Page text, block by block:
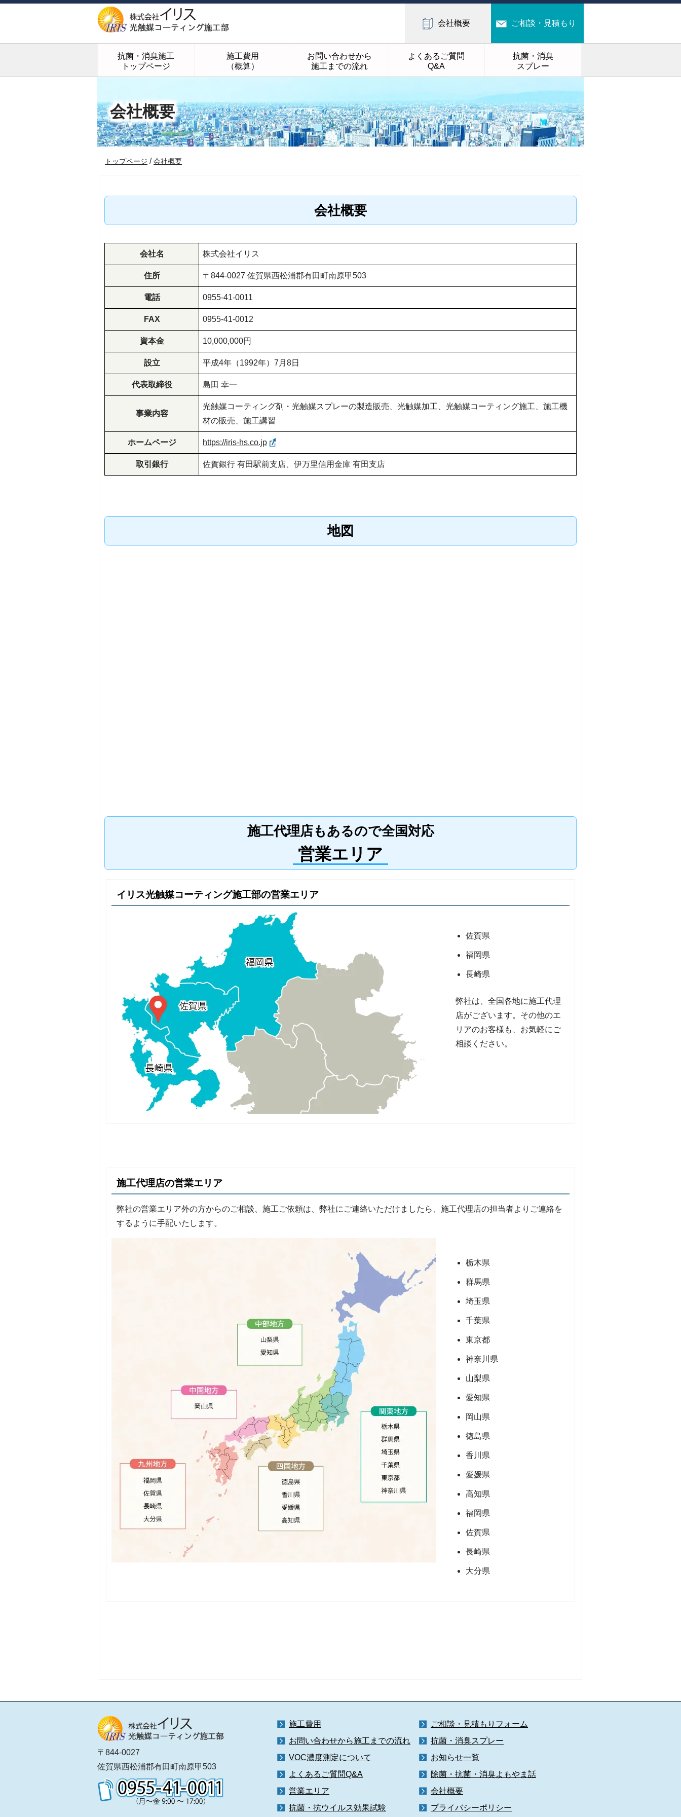
会社概要 ご相談・見積もり
抗菌・消臭施工
トップページ
施工費用
（概算）
お問い合わせから
施工までの流れ
よくあるご質問
Q&A
抗菌・消臭
スプレー
会社概要
トップページ /会社概要
会社概要
会社名 株式会社イリス
住所 〒844-0027 佐賀県西松浦郡有田町南原甲503
電話 0955-41-0011
FAX 0955-41-0012
資本金 10,000,000円
設立 平成4年（1992年）7月8日
代表取締役 島田 幸一
事業内容
光触媒コーティング剤・光触媒スプレーの製造販売、光触媒加工、光触媒コーティング施工、施工機
材の販売、施工講習
ホームページ https://iris-hs.co.jp
取引銀行 佐賀銀行 有田駅前支店、伊万里信用金庫 有田支店
地図
施工代理店もあるので全国対応
営業エリア
イリス光触媒コーティング施工部の営業エリア
佐賀県
福岡県
長崎県
弊社は、全国各地に施工代理
店がございます。その他のエ
リアのお客様も、お気軽にご
相談ください。
施工代理店の営業エリア
弊社の営業エリア外の方からのご相談、施工ご依頼は、弊社にご連絡いただけましたら、施工代理店の担当者よりご連絡を
するように手配いたします。
栃木県
群馬県
埼玉県
千葉県
東京都
神奈川県
山梨県
愛知県
岡山県
徳島県
香川県
愛媛県
高知県
福岡県
佐賀県
長崎県
大分県
〒844-0027
佐賀県西松浦郡有田町南原甲503
施工費用
お問い合わせから施工までの流れ
VOC濃度測定について
よくあるご質問Q&A
営業エリア
抗菌・抗ウイルス効果試験
ご相談・見積もりフォーム
抗菌・消臭スプレー
お知らせ一覧
除菌・抗菌・消臭よもやま話
会社概要
プライバシーポリシー